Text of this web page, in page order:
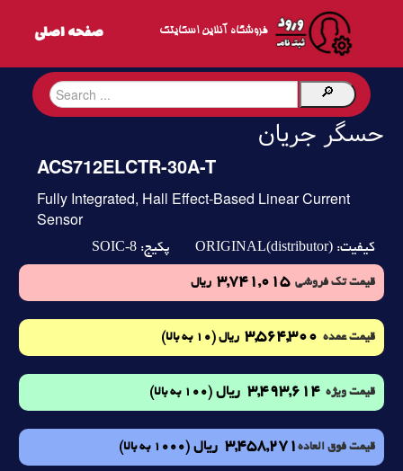
فروشگاه آنلاین اسکایتک
حسگر جریان
ACS712ELCTR-30A-T
Fully Integrated, Hall Effect-Based Linear Current
Sensor
کیفیت: ORIGINAL(distributor) پکیج: SOIC-8
قیمت تک فروشی3,741,015 ریال
قیمت عمده 3,564,300 ریال (10 به بالا)
قیمت ویژه 3,493,614 ریال (100 به بالا)
قیمت فوق العاده 3,458,271 ریال (1000 به بالا)